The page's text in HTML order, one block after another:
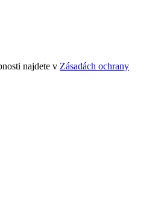
najdete v Zásadách ochrany